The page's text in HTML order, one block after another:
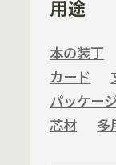
用途
本の装丁
カード
パッケー
芯材
多